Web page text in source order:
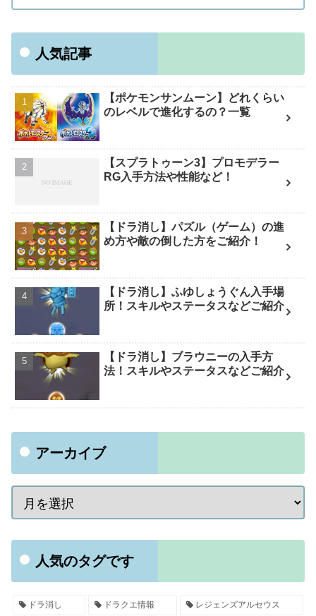
人気記事
【ポケモンサンムーン】どれくらい
のレベルで進化するの？一覧
【スプラトゥーン3】プロモデラー
RG入手方法や性能など！
【ドラ消し】パズル（ゲーム）の進
め方や敵の倒した方をご紹介！
【ドラ消し】ふゆしょうぐん入手場
所！スキルやステータスなどご紹介
【ドラ消し】ブラウニーの入手方
法！スキルやステータスなどご紹介
アーカイブ
人気のタグです
ドラ消し ドラクエ情報 レジェンズアルセウス